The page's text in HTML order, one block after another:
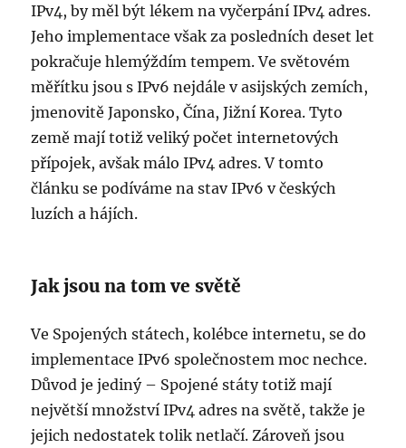
IPv4, by měl být lékem na vyčerpání IPv4 adres.
Jeho implementace však za posledních deset let
pokračuje hlemýždím tempem. Ve světovém
měřítku jsou s IPv6 nejdále v asijských zemích,
jmenovitě Japonsko, Čína, Jižní Korea. Tyto
země mají totiž veliký počet internetových
přípojek, avšak málo IPv4 adres. V tomto
článku se podíváme na stav IPv6 v českých
luzích a hájích.
Jak jsou na tom ve světě
Ve Spojených státech, kolébce internetu, se do
implementace IPv6 společnostem moc nechce.
Důvod je jediný – Spojené státy totiž mají
největší množství IPv4 adres na světě, takže je
jejich nedostatek tolik netlačí. Zároveň jsou